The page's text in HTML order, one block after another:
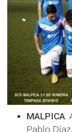
MALPICA:
Pablo